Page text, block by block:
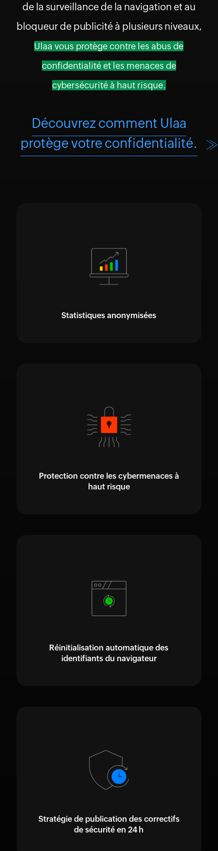
de la surveillance de la navigation et au
bloqueur de publicité à plusieurs niveaux,
Ulaa vous protège contre les abus de
confidentialité et les menaces de
cybersécurité à haut risque.
Découvrez comment Ulaa
protège votre confidentialité.
Statistiques anonymisées
Protection contre les cybermenaces à
haut risque
Réinitialisation automatique des
identifiants du navigateur
Stratégie de publication des correctifs
de sécurité en 24 h